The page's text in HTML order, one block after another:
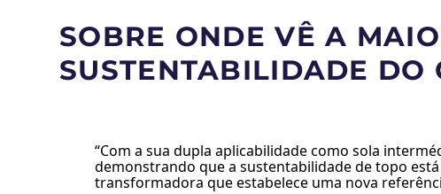
SOBRE ONDE VÊ A
SUSTENTABILIDADE DO
“Com a sua dupla aplicabilidade como sola
demonstrando que a sustentabilidade de topo
transformadora que estabelece uma nova